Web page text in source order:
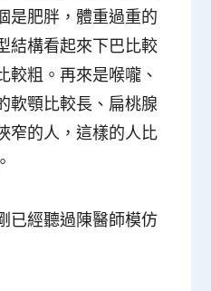
是肥胖，體重過重的
結構看起來下巴比較
較粗。再來是喉嚨、
軟顎比較長、扁桃腺
窄的人，這樣的人比
已經聽過陳醫師模仿